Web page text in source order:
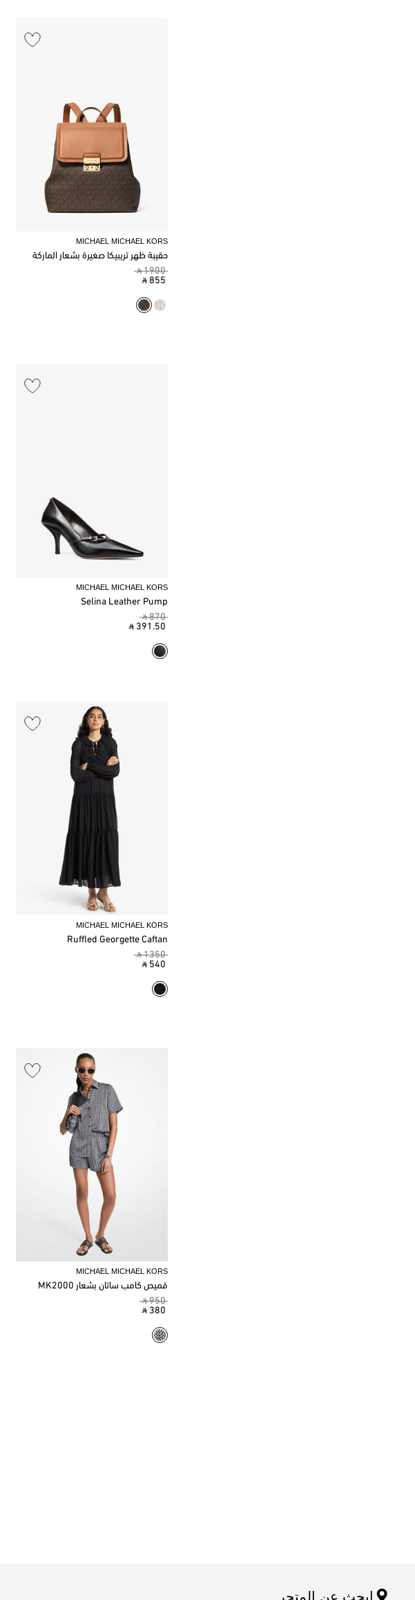
MICHAEL MICHAEL KORS
حقيبة ظهر تريبيكا صغيرة بشعار الماركة
‎ ⃁ 1900 ‎
‎ ⃁ 855 ‎
MICHAEL MICHAEL KORS
Selina Leather Pump
‎ ⃁ 870 ‎
‎ ⃁ 391.50 ‎
MICHAEL MICHAEL KORS
Ruffled Georgette Caftan
‎ ⃁ 1350 ‎
‎ ⃁ 540 ‎
MICHAEL MICHAEL KORS
قميص كامب ساتان بشعار MK2000
‎ ⃁ 950 ‎
‎ ⃁ 380 ‎
ابحث عن المتجر